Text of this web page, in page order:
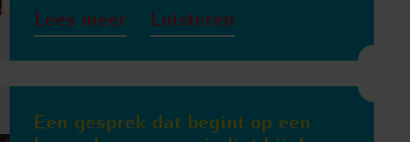
Lees meer Luisteren
Een gesprek dat begint op een